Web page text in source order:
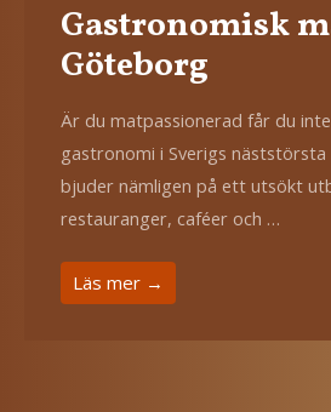
Gastronomisk
Göteborg
Är du matpassionerad får du
gastronomi i Sverigs
bjuder nämligen på ett utsökt
restauranger, caféer och …
Läs mer →